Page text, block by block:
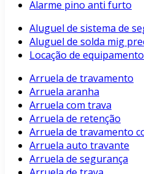
Alarme pino anti furto
Aluguel de sistema de
Aluguel de solda mig
Locação de
Arruela de travamento
Arruela aranha
Arruela com trava
Arruela de retenção
Arruela de travamento
Arruela auto travante
Arruela de segurança